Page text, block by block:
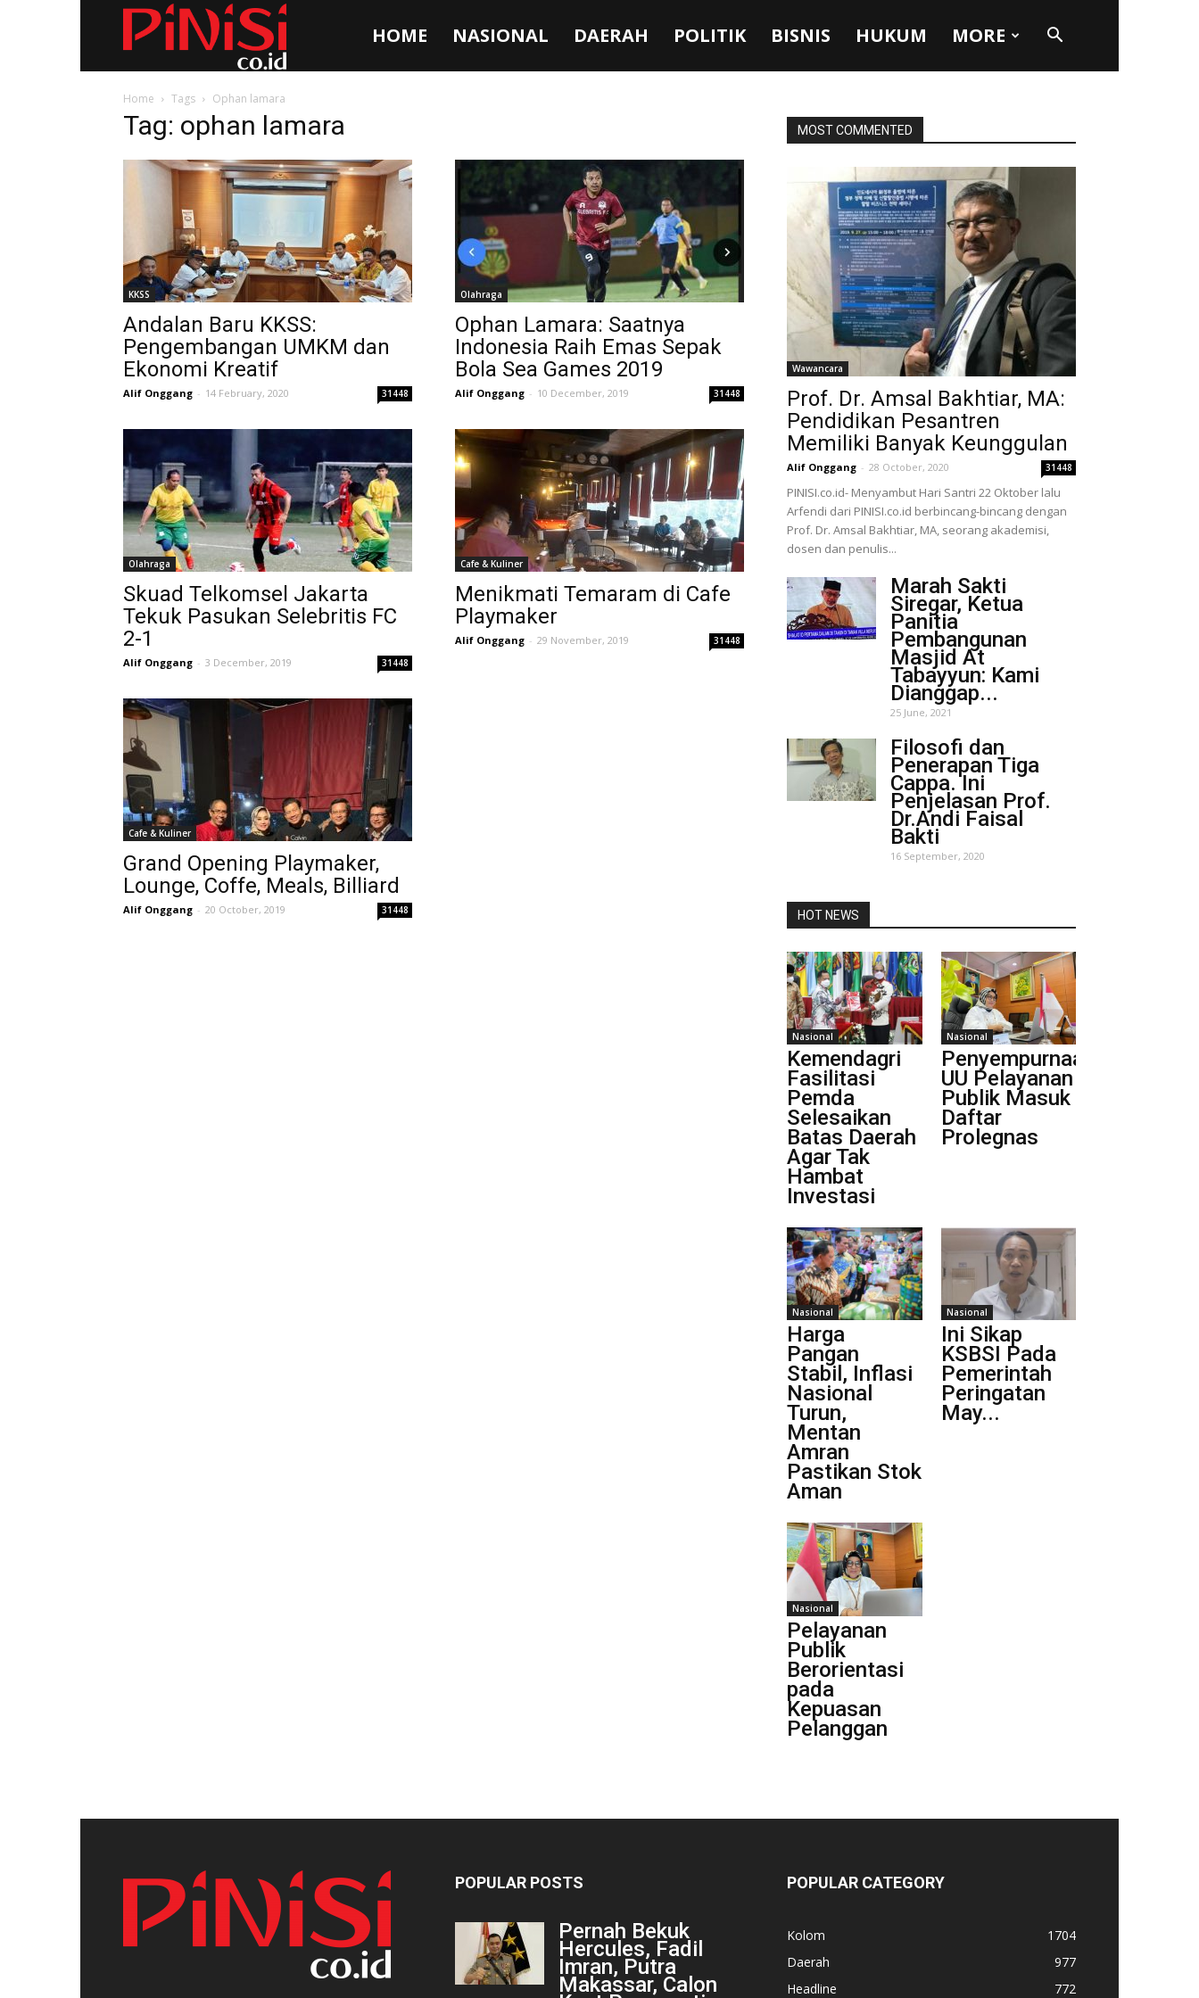
HOME NASIONAL DAERAH POLITIK BISNIS HUKUM MORE
Home Tags Ophan lamara
Tag: ophan lamara
KKSS
Andalan Baru KKSS:
Pengembangan UMKM dan
Ekonomi Kreatif
Alif Onggang - 14 February, 2020 31448
Olahraga
Ophan Lamara: Saatnya
Indonesia Raih Emas Sepak
Bola Sea Games 2019
Alif Onggang - 10 December, 2019 31448
Olahraga
Skuad Telkomsel Jakarta
Tekuk Pasukan Selebritis FC
2-1
Alif Onggang - 3 December, 2019 31448
Cafe & Kuliner
Menikmati Temaram di Cafe
Playmaker
Alif Onggang - 29 November, 2019 31448
Cafe & Kuliner
Grand Opening Playmaker,
Lounge, Coffe, Meals, Billiard
Alif Onggang - 20 October, 2019 31448
MOST COMMENTED
Wawancara
Prof. Dr. Amsal Bakhtiar, MA:
Pendidikan Pesantren
Memiliki Banyak Keunggulan
Alif Onggang - 28 October, 2020 31448
PINISI.co.id- Menyambut Hari Santri 22 Oktober lalu
Arfendi dari PINISI.co.id berbincang-bincang dengan
Prof. Dr. Amsal Bakhtiar, MA, seorang akademisi,
dosen dan penulis...
Marah Sakti
Siregar, Ketua
Panitia
Pembangunan
Masjid At
Tabayyun: Kami
Dianggap...
25 June, 2021
Filosofi dan
Penerapan Tiga
Cappa. Ini
Penjelasan Prof.
Dr.Andi Faisal
Bakti
16 September, 2020
HOT NEWS
Nasional
Kemendagri
Fasilitasi
Pemda
Selesaikan
Batas Daerah
Agar Tak
Hambat
Investasi
Nasional
Penyempurnaan
UU Pelayanan
Publik Masuk
Daftar
Prolegnas
Nasional
Harga
Pangan
Stabil, Inflasi
Nasional
Turun,
Mentan
Amran
Pastikan Stok
Aman
Nasional
Ini Sikap
KSBSI Pada
Pemerintah
Peringatan
May...
Nasional
Pelayanan
Publik
Berorientasi
pada
Kepuasan
Pelanggan
POPULAR POSTS
Pernah Bekuk
Hercules, Fadil
Imran, Putra
Makassar, Calon
POPULAR CATEGORY
Kolom
1704
Daerah
977
Headline
772